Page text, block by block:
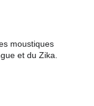
moustiques
et du Zika.